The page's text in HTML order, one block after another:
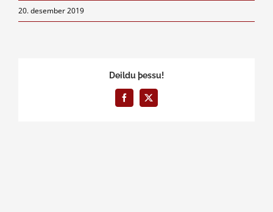
20. desember 2019
Deildu þessu!
Facebook
X